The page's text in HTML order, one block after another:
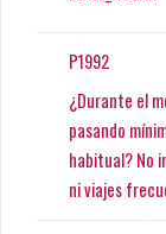
P1992
¿Durante el
pasando
habitual? No
ni viajes